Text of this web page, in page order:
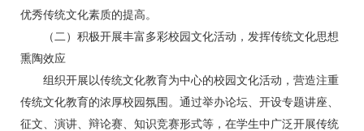
优秀传统文化素质的提高。
（二）积极开展丰富多彩校园文化活动，发挥传统文化思想
熏陶效应
组织开展以传统文化教育为中心的校园文化活动，营造注重
传统文化教育的浓厚校园氛围。通过举办论坛、开设专题讲座、
征文、演讲、辩论赛、知识竞赛形式等，在学生中广泛开展传统